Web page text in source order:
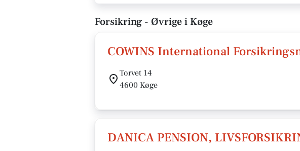
Forsikring - Øvrige i Køge
COWINS International
Torvet 14
4600 Køge
DANICA PENSION,